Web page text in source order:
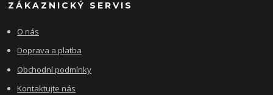
ZÁKAZNICKÝ SERVIS
O nás
Doprava a platba
Obchodní podmínky
Kontaktujte nás